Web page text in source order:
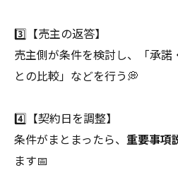
3️⃣【売主の返答】
売主側が条件を検討し、「承
との比較」などを行う💭
4️⃣【契約日を調整】
条件がまとまったら、 重要事項
ます📅